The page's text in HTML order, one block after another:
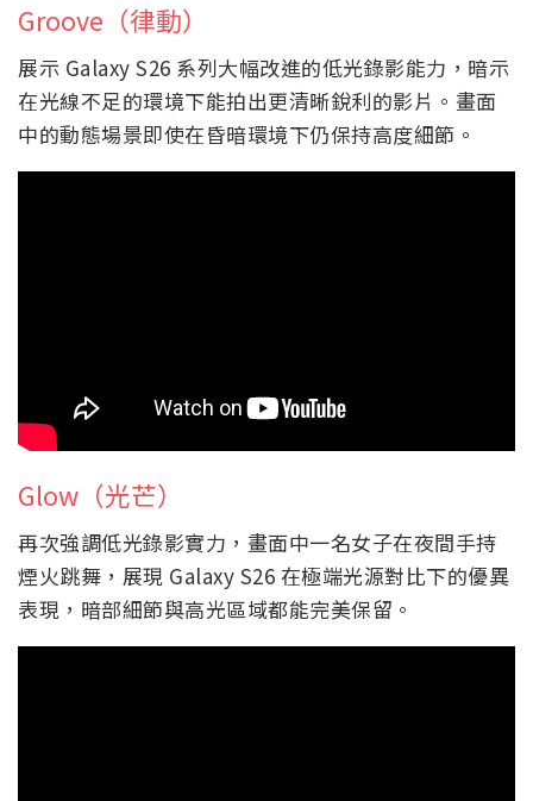
Groove（律動）
展示 Galaxy S26 系列大幅改進的低光錄影能力，暗示
在光線不足的環境下能拍出更清晰銳利的影片。畫面
中的動態場景即使在昏暗環境下仍保持高度細節。
Glow（光芒）
再次強調低光錄影實力，畫面中一名女子在夜間手持
煙火跳舞，展現 Galaxy S26 在極端光源對比下的優異
表現，暗部細節與高光區域都能完美保留。